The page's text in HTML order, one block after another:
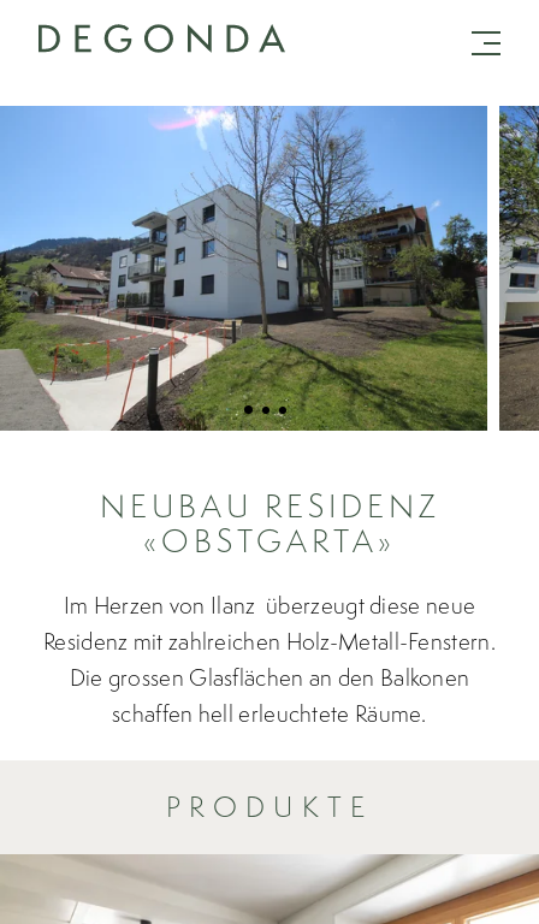
NEUBAU RESIDENZ
«OBSTGARTA»
Im Herzen von Ilanz überzeugt diese neue
Residenz mit zahlreichen Holz-Metall-Fenstern.
Die grossen Glasflächen an den Balkonen
schaffen hell erleuchtete Räume.
PRODUKTE